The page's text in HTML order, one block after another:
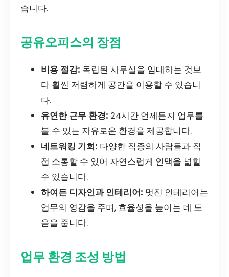
습니다.
공유오피스의 장점
비용 절감: 독립된 사무실을 임대하는 것보
다 훨씬 저렴하게 공간을 이용할 수 있습니
다.
유연한 근무 환경: 24시간 언제든지 업무를
볼 수 있는 자유로운 환경을 제공합니다.
네트워킹 기회: 다양한 직종의 사람들과 직
접 소통할 수 있어 자연스럽게 인맥을 넓힐
수 있습니다.
하여든 디자인과 인테리어: 멋진 인테리어는
업무의 영감을 주며, 효율성을 높이는 데 도
움을 줍니다.
업무 환경 조성 방법